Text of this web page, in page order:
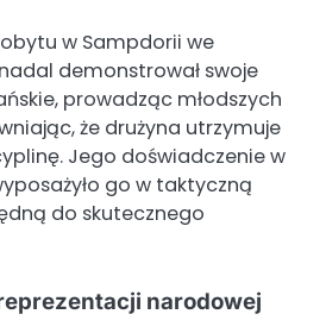
w Sampdorii we
demonstrował swoje
prowadząc młodszych
że drużyna utrzymuje
Jego doświadczenie w
go w taktyczną
do skutecznego
narodowej